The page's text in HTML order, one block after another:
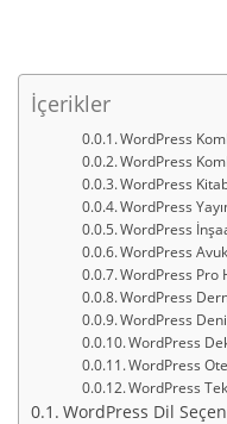
İçerikler
WordPress
WordPress
WordPress
WordPress
WordPress
WordPress
WordPress Pro
WordPress
WordPress
WordPress
WordPress
WordPress
WordPress Dil